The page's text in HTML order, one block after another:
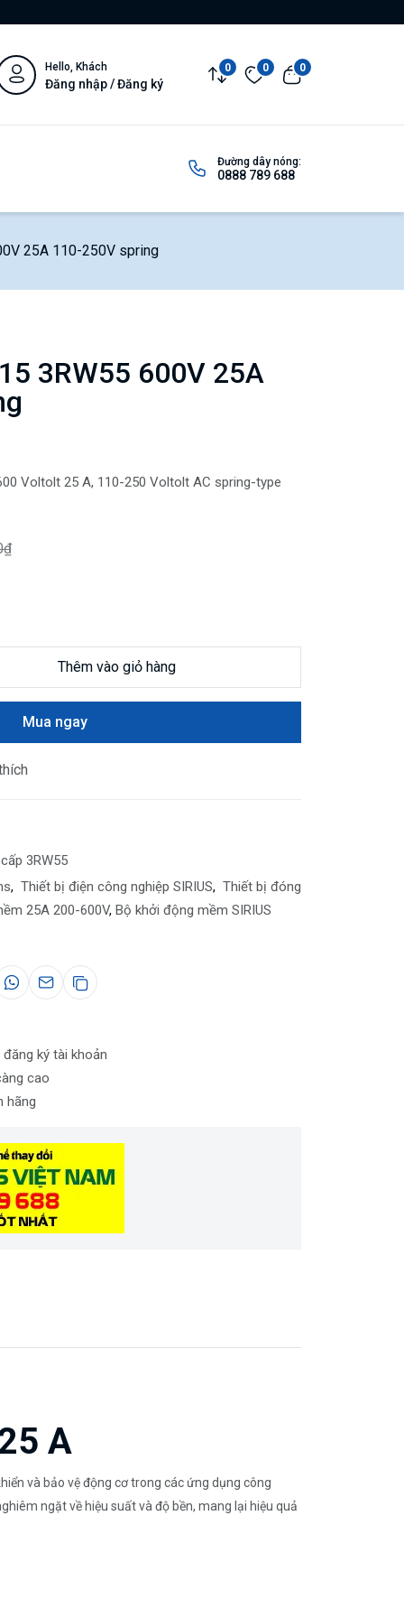
Hello, Khách
Đăng nhập / Đăng ký
0 0 0
Đường dây nóng:
0888 789 688
25A 110-250V spring
3RW55 600V 25A
Voltolt 25 A, 110-250 Voltolt AC spring-type
Thêm vào giỏ hàng
Mua ngay
3RW55
, Thiết bị điện công nghiệp SIRIUS, Thiết bị đóng
25A 200-600V, Bộ khởi động mềm SIRIUS
ký tài khoản
cao
hãng
A
và bảo vệ động cơ trong các ứng dụng công
ngặt về hiệu suất và độ bền, mang lại hiệu quả